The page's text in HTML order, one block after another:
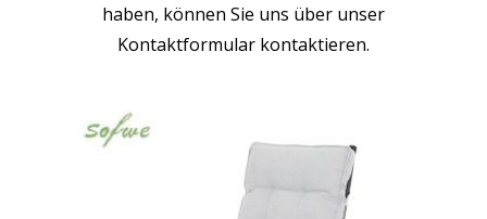
haben, können Sie uns über unser
Kontaktformular kontaktieren.